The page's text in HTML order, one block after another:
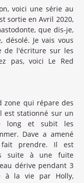
voici une série au
sortie en Avril 2020,
que dis-je,
désolé. Je vais vous
de l'écriture sur les
pas, voici Le Red
zone qui répare des
est stationné sur un
long et subit les
Dave a amené
fait prendre. Il est
suite à une fuite
dérive pendant 3
à la vie par Holly,